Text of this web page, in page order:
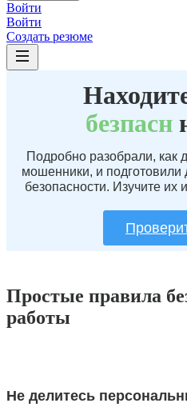
Войти
Войти
Создать резюме
безпасн
Подробно разобрали, как
мошенники, и подготовили
безопасности. Изучите их
Простые правила
работы
Не делитесь